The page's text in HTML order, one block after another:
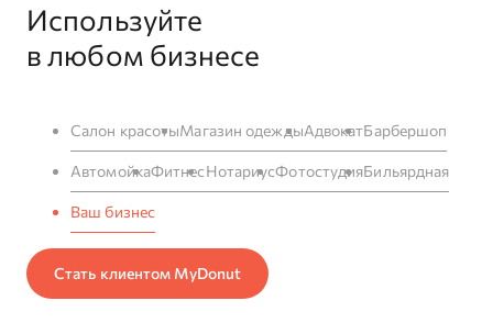
Используйте
в любом бизнесе
Салон красотыМагазин одеждыАдвокатБарбершоп
АвтомойкаФитнесНотариусФотостудияБильярдная
Ваш бизнес
Стать клиентом MyDonut